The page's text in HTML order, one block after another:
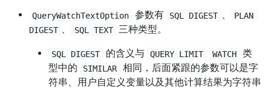
QueryWatchTextOption 参数有 SQL DIGEST 、
PLAN
DIGEST 、 SQL TEXT 三种类型。
SQL DIGEST 的含义与 QUERY LIMIT WATCH
类
型中的
SIMILAR
相同，后面紧跟的参数可以是字
符串、用户自定义变量以及其他计算结果为字符串